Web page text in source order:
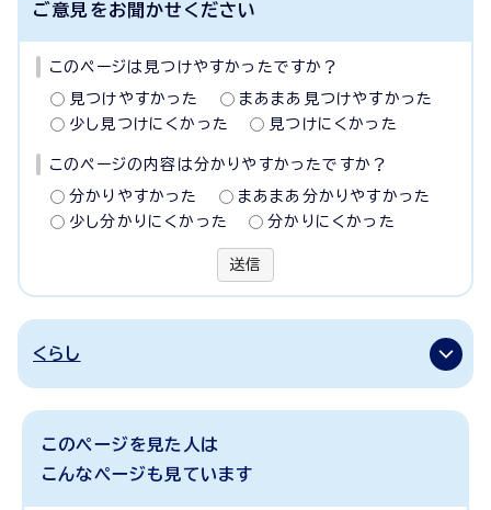
ご意見をお聞かせください
このページは見つけやすかったですか？
見つけやすかった
まあまあ見つけやすかった
少し見つけにくかった
見つけにくかった
このページの内容は分かりやすかったですか？
分かりやすかった
まあまあ分かりやすかった
少し分かりにくかった
分かりにくかった
送信
くらし
このページを見た人は
こんなページも見ています